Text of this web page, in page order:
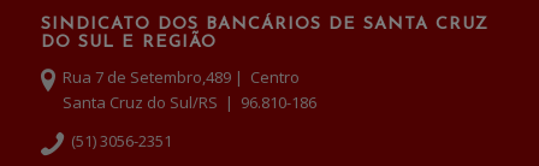
SINDICATO DOS BANCÁRIOS DE SANTA CRUZ
DO SUL E REGIÃO
Rua 7 de Setembro,489 | Centro
Santa Cruz do Sul/RS | 96.810-186
(51) 3056-2351